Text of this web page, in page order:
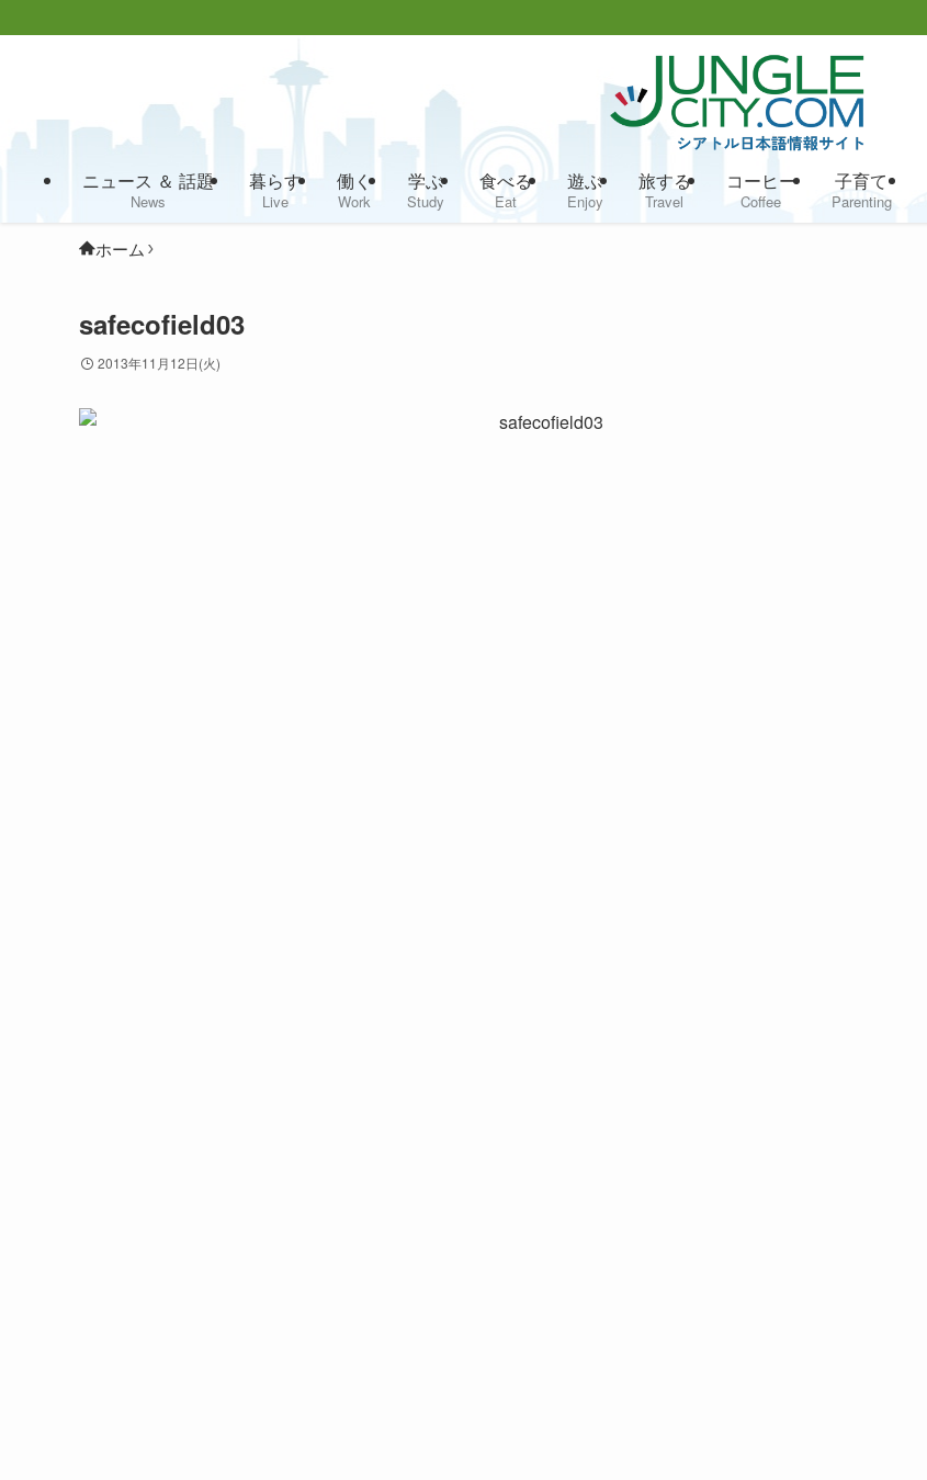
ニュース ＆ 話題
News
暮らす
Live
働く
Work
学ぶ
Study
食べる
Eat
遊ぶ
Enjoy
旅する
Travel
コーヒー
Coffee
子育て
Parenting
ホーム
safecofield03
2013年11月12日(火)